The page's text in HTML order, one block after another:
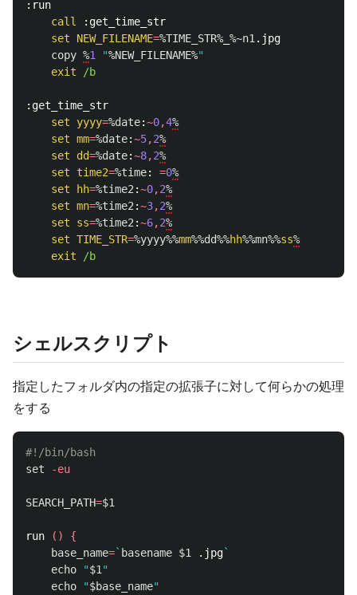
:run
call
:get _time_str
set
NEW_FILENAME=%TIME_STR% %~n1 .jpg
copy %1 "%NEW_FILENAME%"
exit
/b
:get _time_str
set
yyyy=%date:~0,4%
set mm=%date:~5,2%
set
dd=%date:~8,2%
set
time2=%time: =0%
set
hh=%time2 :~0,2%
set mn=%time2 :~3,2%
set
ss=%time2 :~6,2%
set TIME_STR=%yyyy%%mm%%dd%%hh%%mn%%ss%
exit
シェルスクリプト
指定したフォルダ内の指定の拡張子に対して何らかの処理
をする
#!/bin/bash
set
-eu
SEARCH_PATH=$1
run ()
{
base_name=` basename $1 .jpg`
echo
"$1 "
echo
"$base_name"